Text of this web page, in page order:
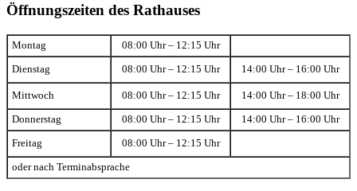
Öffnungszeiten des Rathauses
Montag 08:00 Uhr – 12:15 Uhr
Dienstag 08:00 Uhr – 12:15 Uhr 14:00 Uhr – 16:00 Uhr
Mittwoch 08:00 Uhr – 12:15 Uhr 14:00 Uhr – 18:00 Uhr
Donnerstag 08:00 Uhr – 12:15 Uhr 14:00 Uhr – 16:00 Uhr
Freitag 08:00 Uhr – 12:15 Uhr
oder nach Terminabsprache